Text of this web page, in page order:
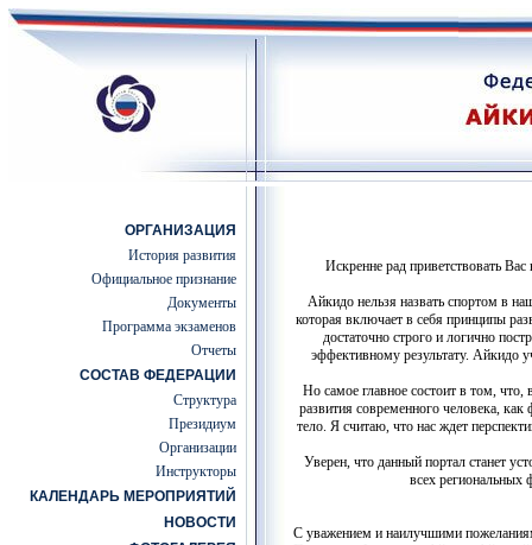
ОРГАНИЗАЦИЯ
История развития
Официальное признание
Документы
Программа экзаменов
Отчеты
СОСТАВ ФЕДЕРАЦИИ
Структура
Президиум
Организации
Инструкторы
КАЛЕНДАРЬ МЕРОПРИЯТИЙ
НОВОСТИ
Искренне рад приветствовать Вас
Айкидо нельзя назвать спортом в
которая включает в себя принципы
достаточно строго и логично
эффективному результату.
Но самое главное состоит в том,
развития современного человека,
тело. Я считаю, что нас ждет
Уверен, что данный портал станет
всех региональных
С уважением и наилучшими